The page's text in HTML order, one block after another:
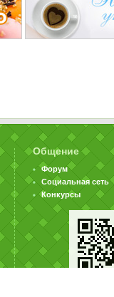
Общение
Форум
Социальная сеть
Конкурсы